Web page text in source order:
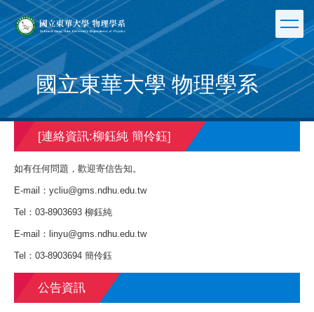
跳
到
主
要
內
容
區
國立東華大學 物理學系
[連絡資訊:柳鈺純 簡伶鈺]
如有任何問題，歡迎寄信告知。
E-mail： ycliu@gms.ndhu.edu.tw
Tel：03-8903693 柳鈺純
E-mail： linyu@gms.ndhu.edu.tw
Tel：03-8903694 簡伶鈺
公告資訊